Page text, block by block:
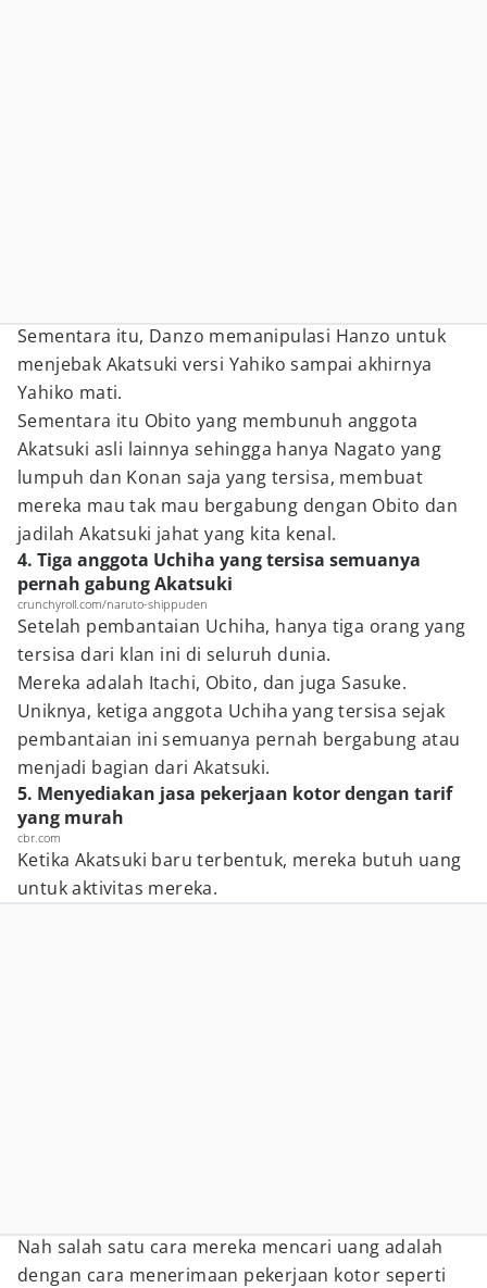
Sementara itu, Danzo memanipulasi Hanzo untuk
menjebak Akatsuki versi Yahiko sampai akhirnya
Yahiko mati.
Sementara itu Obito yang membunuh anggota
Akatsuki asli lainnya sehingga hanya Nagato yang
lumpuh dan Konan saja yang tersisa, membuat
mereka mau tak mau bergabung dengan Obito dan
jadilah Akatsuki jahat yang kita kenal.
4. Tiga anggota Uchiha yang tersisa semuanya
pernah gabung Akatsuki
crunchyroll.com/naruto-shippuden
Setelah pembantaian Uchiha, hanya tiga orang yang
tersisa dari klan ini di seluruh dunia.
Mereka adalah Itachi, Obito, dan juga Sasuke.
Uniknya, ketiga anggota Uchiha yang tersisa sejak
pembantaian ini semuanya pernah bergabung atau
menjadi bagian dari Akatsuki.
5. Menyediakan jasa pekerjaan kotor dengan tarif
yang murah
cbr.com
Ketika Akatsuki baru terbentuk, mereka butuh uang
untuk aktivitas mereka.
Nah salah satu cara mereka mencari uang adalah
dengan cara menerimaan pekerjaan kotor seperti